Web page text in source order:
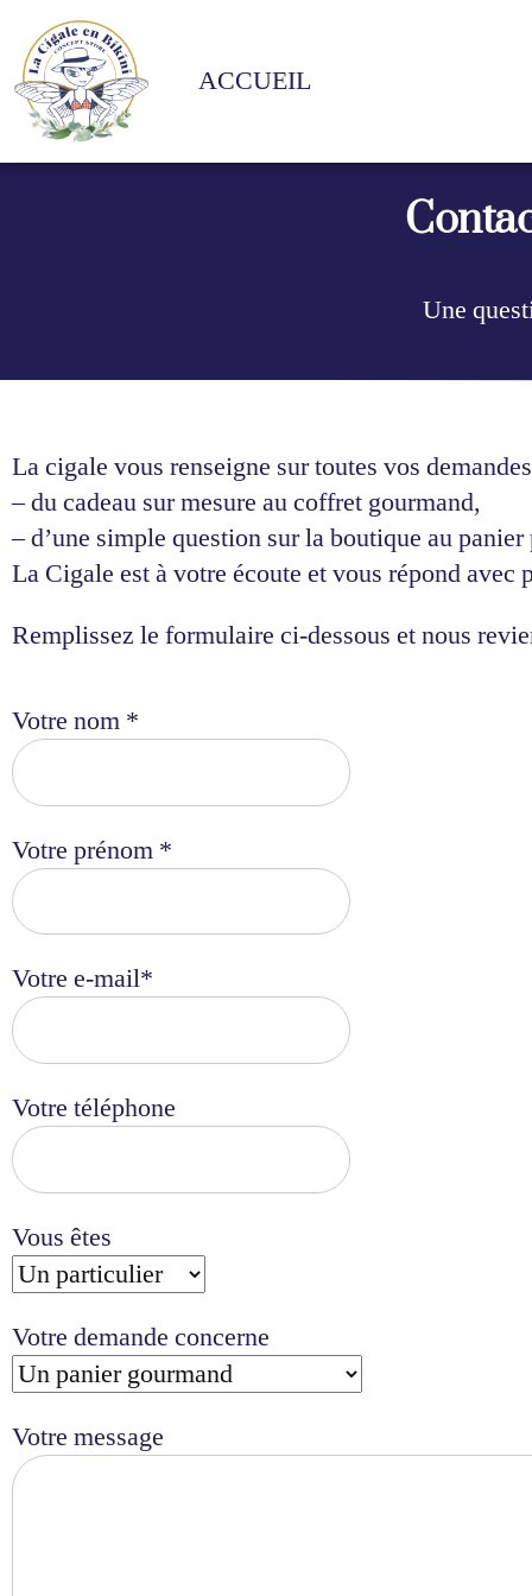
ACCUEIL
Une
La cigale vous renseigne sur toutes vos
– du cadeau sur mesure au coffret gourmand,
– d’une simple question sur la boutique au
La Cigale est à votre écoute et vous répond avec
Remplissez le formulaire ci-dessous et nous
Votre nom *
Votre prénom *
Votre e-mail*
Votre téléphone
Vous êtes
Votre demande concerne
Votre message